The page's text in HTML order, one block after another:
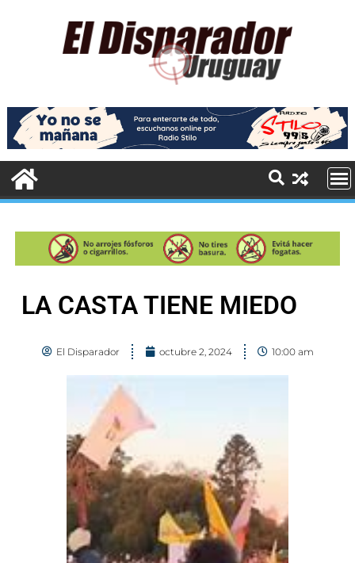
LA CASTA TIENE MIEDO
El Disparador octubre 2, 2024 10:00 am